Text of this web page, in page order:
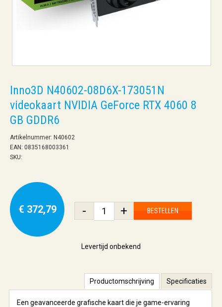
Inno3D N40602-08D6X-173051N
videokaart NVIDIA GeForce RTX 4060 8
GB GDDR6
Artikelnummer: N40602
EAN: 0835168003361
SKU:
€ 372,79 - + BESTELLEN
Levertijd onbekend
Productomschrijving Specificaties
Een geavanceerde grafische kaart die je game-ervaring